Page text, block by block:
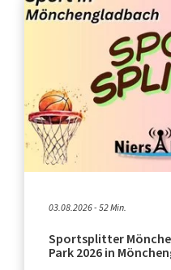
03.08.2026 - 52 Min.
Sportsplitter
Park 2026 in